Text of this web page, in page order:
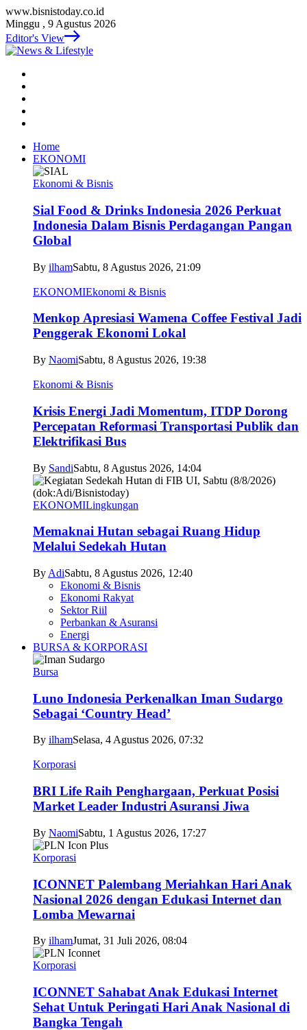
www.bisnistoday.co.id
Minggu , 9 Agustus 2026
Editor's View
Home
EKONOMI
Ekonomi & Bisnis
Sial Food & Drinks Indonesia 2026 Perkuat
Indonesia Dalam Bisnis Perdagangan Pangan
Global
By ilhamSabtu, 8 Agustus 2026, 21:09
EKONOMIEkonomi & Bisnis
Menkop Apresiasi Wamena Coffee Festival Jadi
Penggerak Ekonomi Lokal
By NaomiSabtu, 8 Agustus 2026, 19:38
Ekonomi & Bisnis
Krisis Energi Jadi Momentum, ITDP Dorong
Percepatan Reformasi Transportasi Publik dan
Elektrifikasi Bus
By SandiSabtu, 8 Agustus 2026, 14:04
EKONOMILingkungan
Memaknai Hutan sebagai Ruang Hidup
Melalui Sedekah Hutan
By AdiSabtu, 8 Agustus 2026, 12:40
Ekonomi & Bisnis
Ekonomi Rakyat
Sektor Riil
Perbankan & Asuransi
Energi
BURSA & KORPORASI
Bursa
Luno Indonesia Perkenalkan Iman Sudargo
Sebagai ‘Country Head’
By ilhamSelasa, 4 Agustus 2026, 07:32
Korporasi
BRI Life Raih Penghargaan, Perkuat Posisi
Market Leader Industri Asuransi Jiwa
By NaomiSabtu, 1 Agustus 2026, 17:27
Korporasi
ICONNET Palembang Meriahkan Hari Anak
Nasional 2026 dengan Edukasi Internet dan
Lomba Mewarnai
By ilhamJumat, 31 Juli 2026, 08:04
Korporasi
ICONNET Sahabat Anak Edukasi Internet
Sehat Untuk Peringati Hari Anak Nasional di
Bangka Tengah